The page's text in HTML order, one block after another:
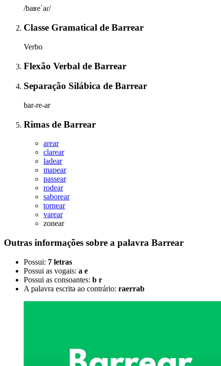
/baʁeˈaɾ/
Classe Gramatical de Barrear
Verbo
Flexão Verbal de Barrear
Separação Silábica de Barrear
bar-re-ar
Rimas de Barrear
arear
clarear
ladear
mapear
passear
rodear
saborear
tornear
varear
zonear
Outras informações sobre a palavra Barrear
Possui: 7 letras
Possui as vogais: a e
Possui as consoantes: b r
A palavra escrita ao contrário: raerrab